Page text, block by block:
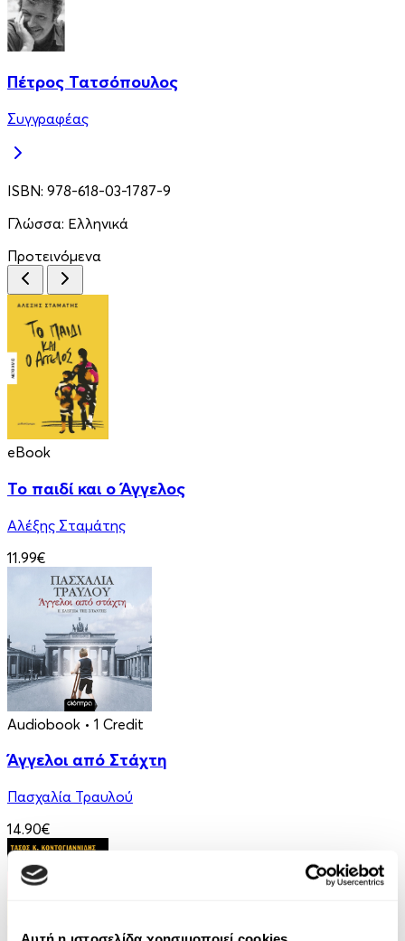
Πέτρος Τατσόπουλος
Συγγραφέας
ISBN: 978-618-03-1787-9
Γλώσσα: Ελληνικά
Προτεινόμενα
eBook
Το παιδί και ο Άγγελος
Αλέξης Σταμάτης
11.99€
Audiobook • 1 Credit
Άγγελοι από Στάχτη
Πασχαλία Τραυλού
14.90€